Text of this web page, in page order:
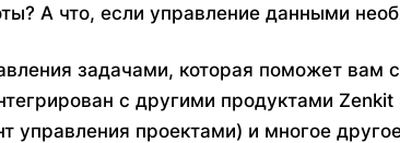
А что, если управление данными
задачами, которая поможет вам
с другими продуктами
управления проектами) и многое